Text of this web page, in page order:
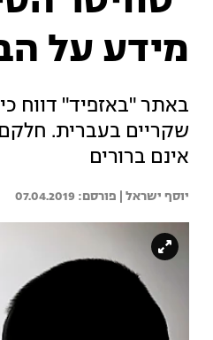
מידע על
שקריים בעברית.
אינם ברורים
יוסף ישראל | 07.04.2019